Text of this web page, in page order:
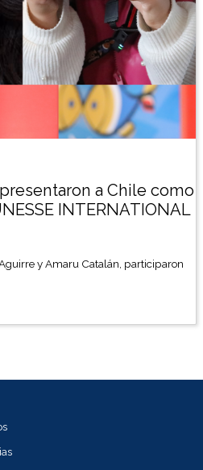
a Chile como
INTERNATIONAL
y Amaru Catalán, participaron